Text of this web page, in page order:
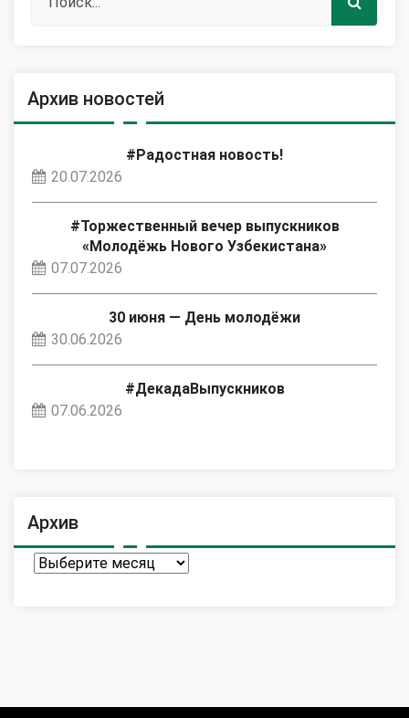
Архив новостей
#Радостная новость!
20.07.2026
#Торжественный вечер выпускников
«Молодёжь Нового Узбекистана»
07.07.2026
30 июня — День молодёжи
30.06.2026
#ДекадаВыпускников
07.06.2026
Архив
Архив